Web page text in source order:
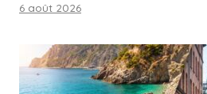
6 août 2026